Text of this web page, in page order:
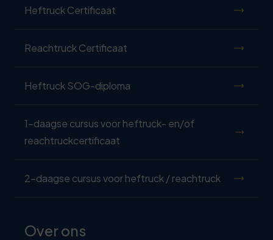
Heftruck Certificaat
Reachtruck Certificaat
Heftruck SOG-diploma
1-daagse cursus voor heftruck- en/of
reachtruckcertificaat
2-daagse cursus voor heftruck / reachtruck
Over ons